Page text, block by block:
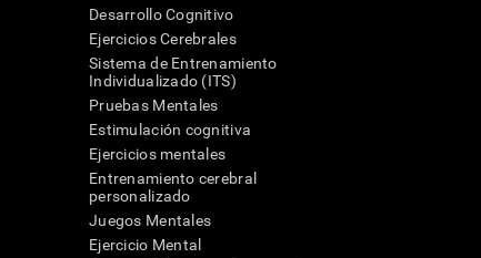
Desarrollo Cognitivo
Ejercicios Cerebrales
Sistema de Entrenamiento
Individualizado (ITS)
Pruebas Mentales
Estimulación cognitiva
Ejercicios mentales
Entrenamiento cerebral
personalizado
Juegos Mentales
Ejercicio Mental